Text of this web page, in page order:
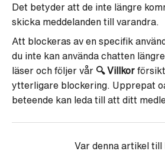
Det betyder att de inte längre
skicka meddelanden till varandra.
Att blockeras av en specifik
du inte kan använda chatten
läser och följer vår 🔍 Villkor
ytterligare blockering. Upprepat
beteende kan leda till att ditt
Var denna artikel till